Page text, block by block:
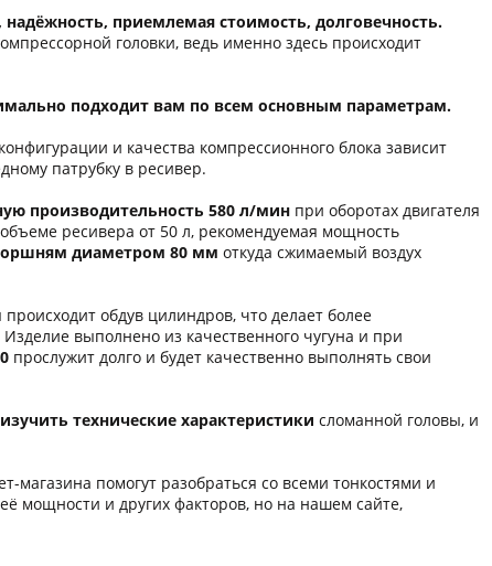
приемлемая стоимость, долговечность.
головки, ведь именно здесь происходит
подходит вам по всем основным параметрам.
и качества компрессионного блока зависит
патрубку в ресивер.
производительность 580 л/мин при оборотах двигателя
ресивера от 50 л, рекомендуемая мощность
диаметром 80 мм откуда сжимаемый воздух
обдув цилиндров, что делает более
выполнено из качественного чугуна и при
прослужит долго и будет качественно выполнять свои
технические характеристики сломанной головы, и
магазина помогут разобраться со всеми тонкостями и
мощности и других факторов, но на нашем сайте,